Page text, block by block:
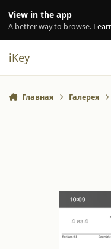
View in the app
A better way to browse.
iKey
Главная Галерея